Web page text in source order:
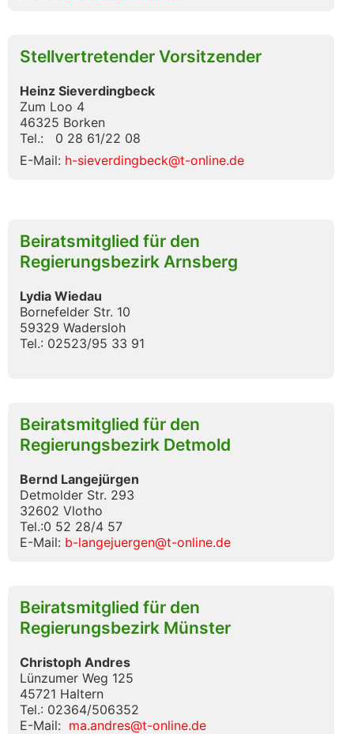
Stellvertretender Vorsitzender
Heinz Sieverdingbeck
Zum Loo 4
46325 Borken
Tel.: 0 28 61/22 08
E-Mail: h-sieverdingbeck@t-online.de
Beiratsmitglied für den
Regierungsbezirk Arnsberg
Lydia Wiedau
Bornefelder Str. 10
59329 Wadersloh
Tel.: 02523/95 33 91
Beiratsmitglied für den
Regierungsbezirk Detmold
Bernd Langejürgen
Detmolder Str. 293
32602 Vlotho
Tel.:0 52 28/4 57
E-Mail: b-langejuergen@t-online.de
Beiratsmitglied für den
Regierungsbezirk Münster
Christoph Andres
Lünzumer Weg 125
45721 Haltern
Tel.: 02364/506352
E-Mail: ma.andres@t-online.de